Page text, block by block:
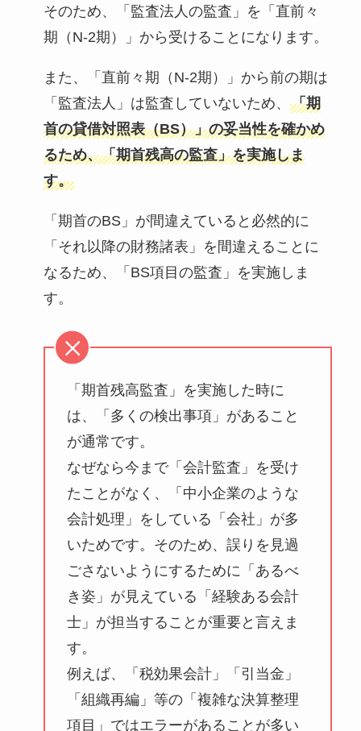
そのため、「監査法人の監査」を「直前々
期（N-2期）」から受けることになります。
また、「直前々期（N-2期）」から前の期は
「監査法人」は監査していないため、 「期
首の貸借対照表（BS）」の妥当性を確かめ
るため、「期首残高の監査」を実施しま
す。
「期首のBS」が間違えていると必然的に
「それ以降の財務諸表」を間違えることに
なるため、「BS項目の監査」を実施しま
す。
「期首残高監査」を実施した時に
は、「多くの検出事項」があること
が通常です。
なぜなら今まで「会計監査」を受け
たことがなく、「中小企業のような
会計処理」をしている「会社」が多
いためです。そのため、誤りを見過
ごさないようにするために「あるべ
き姿」が見えている「経験ある会計
士」が担当することが重要と言えま
す。
例えば、「税効果会計」「引当金」
「組織再編」等の「複雑な決算整理
項目」ではエラーがあることが多い